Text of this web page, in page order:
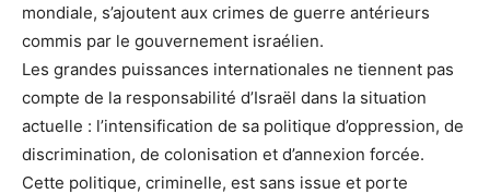
mondiale, s’ajoutent aux crimes de guerre antérieurs
commis par le gouvernement israélien.
Les grandes puissances internationales ne tiennent pas
compte de la responsabilité d’Israël dans la situation
actuelle : l’intensification de sa politique d’oppression, de
discrimination, de colonisation et d’annexion forcée.
Cette politique, criminelle, est sans issue et porte